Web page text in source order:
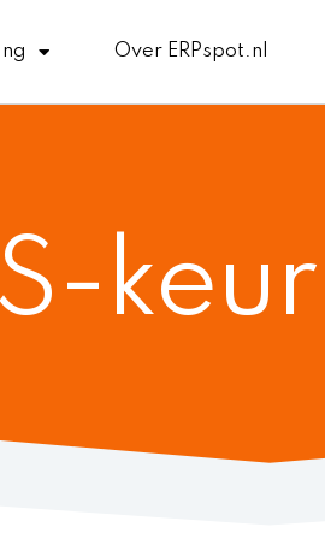
Over ERPspot.nl